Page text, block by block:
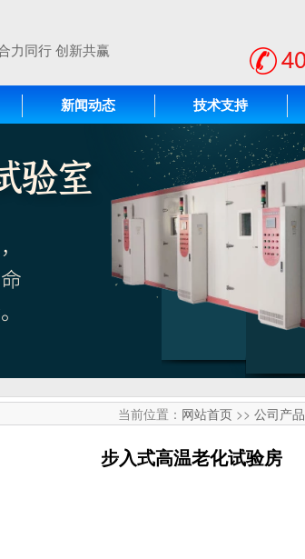
力同行 创新共赢
新闻动态 技术支持
当前位置： 网站首页 >> 公司产品
步入式高温老化试验房